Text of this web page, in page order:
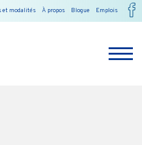
et modalités À propos Blogue Emplois